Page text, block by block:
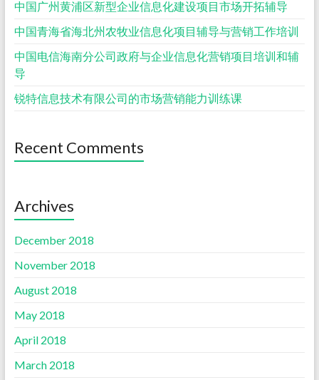
中国广州黄浦区新型企业信息化建设项目市场开拓辅导
中国青海省海北州农牧业信息化项目辅导与营销工作培训
中国电信海南分公司政府与企业信息化营销项目培训和辅
导
锐特信息技术有限公司的市场营销能力训练课
Recent Comments
Archives
December 2018
November 2018
August 2018
May 2018
April 2018
March 2018